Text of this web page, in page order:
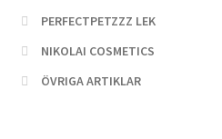
PERFECTPETZZZ LEK
NIKOLAI COSMETICS
ÖVRIGA ARTIKLAR